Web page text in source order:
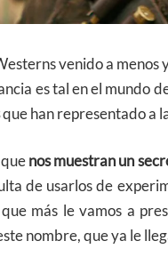
venido a
es tal en el mundo
que han representado a
nos muestran un
de usarlos de
más le vamos a
nombre, que ya le